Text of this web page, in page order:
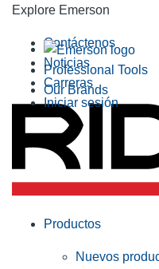
Explore Emerson
Professional Tools
Our Brands
Contáctenos
Noticias
Carreras
Iniciar sesión
Productos
Nuevos